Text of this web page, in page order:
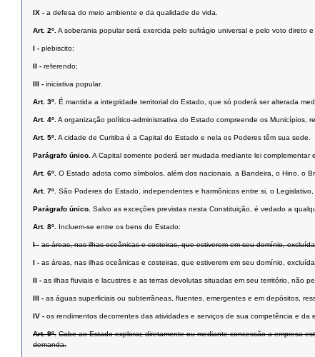
IX - a defesa do meio ambiente e da qualidade de vida.
Art. 2º. A soberania popular será exercida pelo sufrágio universal e pelo voto direto
I - plebiscito;
II - referendo;
III - iniciativa popular.
Art. 3º. É mantida a integridade territorial do Estado, que só poderá ser alterada
Art. 4º. A organização político-administrativa do Estado compreende os Municípios,
Art. 5º. A cidade de Curitiba é a Capital do Estado e nela os Poderes têm sua sede.
Parágrafo único. A Capital somente poderá ser mudada mediante lei complementar
Art. 6º. O Estado adota como símbolos, além dos nacionais, a Bandeira, o Hino, o
Art. 7º. São Poderes do Estado, independentes e harmônicos entre si, o Legislativo,
Parágrafo único. Salvo as exceções previstas nesta Constituição, é vedado a
Art. 8º. Incluem-se entre os bens do Estado:
I - as áreas, nas ilhas oceânicas e costeiras, que estiverem em seu domínio,
I - as áreas, nas ilhas oceânicas e costeiras, que estiverem em seu domínio,
II - as ilhas ﬂuviais e lacustres e as terras devolutas situadas em seu território, não
III - as águas superﬁciais ou subterrâneas, ﬂuentes, emergentes e em depósitos,
IV - os rendimentos decorrentes das atividades e serviços de sua competência e da
Art. 9º. Cabe ao Estado explorar, diretamente ou mediante concessão a empresa
demanda.